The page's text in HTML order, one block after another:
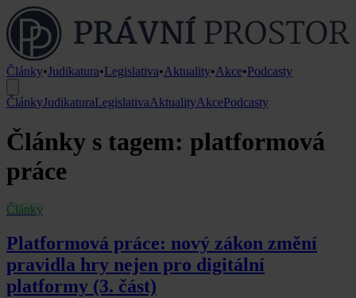
Články•Judikatura•Legislativa•Aktuality•Akce•Podcasty
ČlánkyJudikaturaLegislativaAktualityAkcePodcasty
Články s tagem: platformová
práce
Články
Platformová práce: nový zákon změní
pravidla hry nejen pro digitální
platformy (3. část)